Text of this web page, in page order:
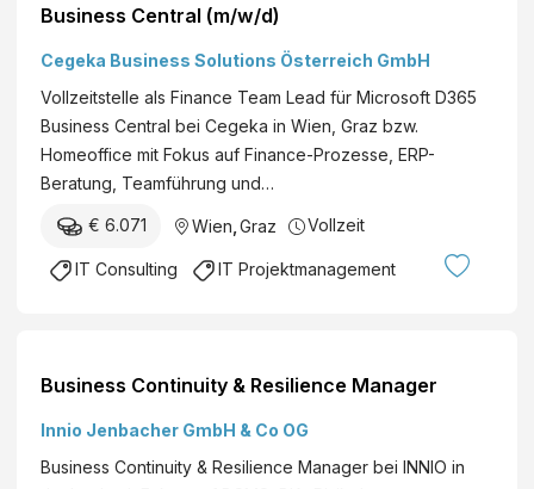
Business Central (m/w/d)
Cegeka Business Solutions Österreich GmbH
Vollzeitstelle als Finance Team Lead für Microsoft D365
Business Central bei Cegeka in Wien, Graz bzw.
Homeoffice mit Fokus auf Finance-Prozesse, ERP-
Beratung, Teamführung und…
€ 6.071 Wien Graz Vollzeit
IT Consulting IT Projektmanagement
Business Continuity & Resilience Manager
Innio Jenbacher GmbH & Co OG
Business Continuity & Resilience Manager bei INNIO in